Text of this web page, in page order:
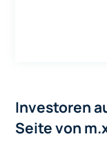
Investoren
Seite von